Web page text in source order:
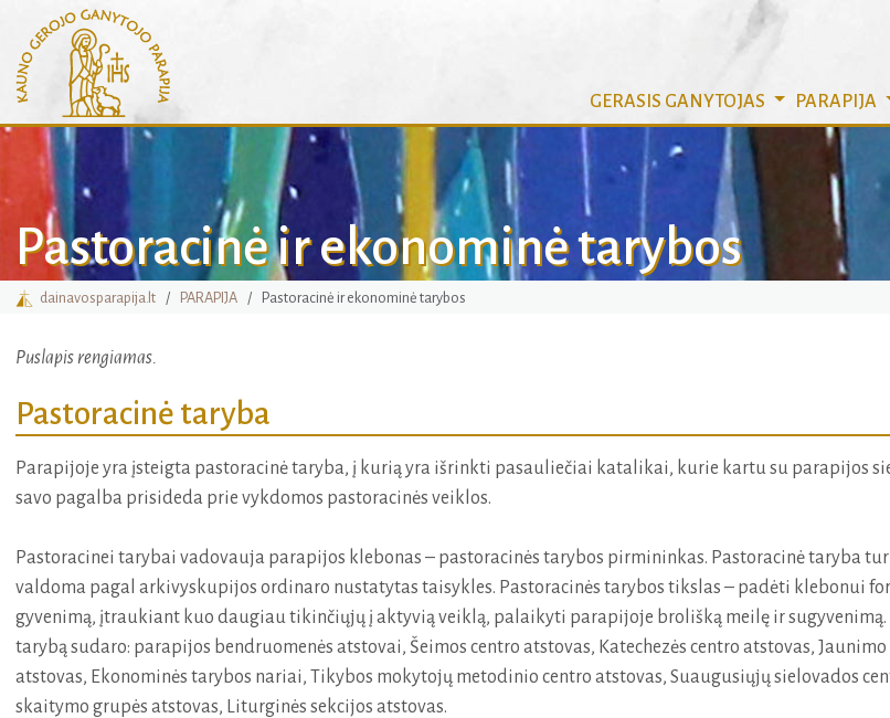
GERASIS GANYTOJAS PARAPIJA
Pastoracinė ir ekonominė tarybos
dainavosparapija.lt PARAPIJA Pastoracinė ir ekonominė tarybos
Puslapis rengiamas.
Pastoracinė taryba
Parapijoje yra įsteigta pastoracinė taryba, į kurią yra išrinkti pasauliečiai katalikai, kurie kartu su parapijos
savo pagalba prisideda prie vykdomos pastoracinės veiklos.
Pastoracinei tarybai vadovauja parapijos klebonas – pastoracinės tarybos pirmininkas. Pastoracinė taryba
valdoma pagal arkivyskupijos ordinaro nustatytas taisykles. Pastoracinės tarybos tikslas – padėti klebonui
gyvenimą, įtraukiant kuo daugiau tikinčiųjų į aktyvią veiklą, palaikyti parapijoje brolišką meilę ir
tarybą sudaro: parapijos bendruomenės atstovai, Šeimos centro atstovas, Katechezės centro atstovas,
atstovas, Ekonominės tarybos nariai, Tikybos mokytojų metodinio centro atstovas, Suaugusiųjų sielovados
skaitymo grupės atstovas, Liturginės sekcijos atstovas.